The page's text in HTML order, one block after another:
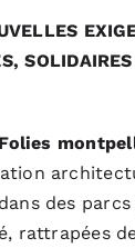
Folies
des parcs
rattrapées